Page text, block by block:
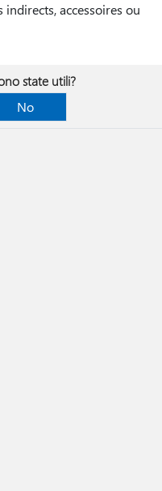
accessoires ou
state utili?
No